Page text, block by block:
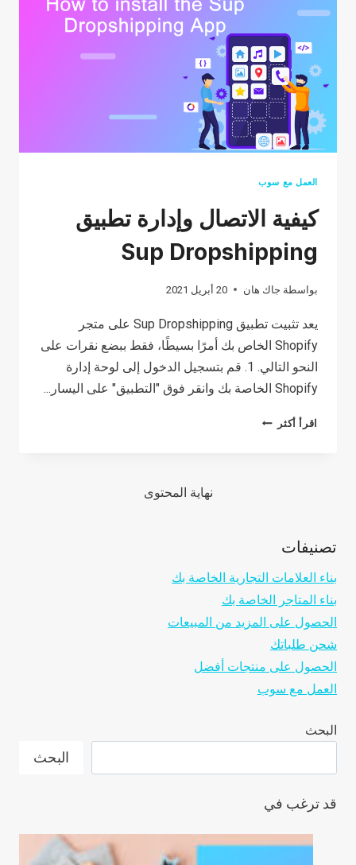
العمل مع سوب
كيفية الاتصال وإدارة تطبيق
Sup Dropshipping
بواسطة جاك هان 20 أبريل 2021
يعد تثبيت تطبيق Sup Dropshipping على متجر
Shopify الخاص بك أمرًا بسيطًا، فقط ببضع نقرات على
النحو التالي. 1. قم بتسجيل الدخول إلى لوحة إدارة
Shopify الخاصة بك وانقر فوق "التطبيق" على اليسار...
اقرأ أكثر
كيفية
نهاية المحتوى
تصنيفات
بناء العلامات التجارية الخاصة بك
بناء المتاجر الخاصة بك
الحصول على المزيد من المبيعات
شحن طلباتك
الحصول على منتجات أفضل
العمل مع سوب
البحث
البحث
قد ترغب في